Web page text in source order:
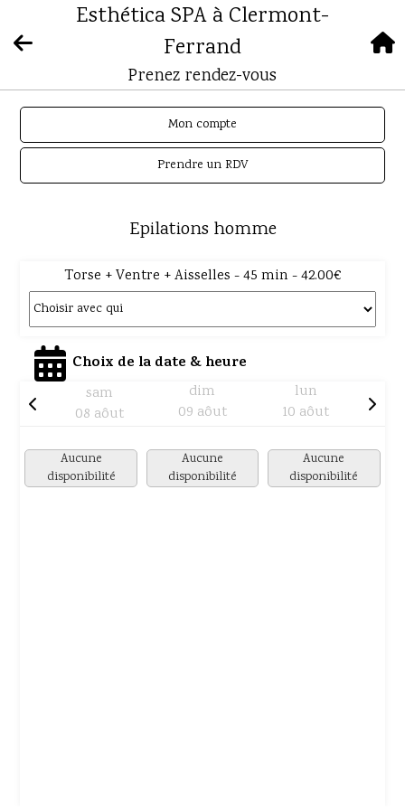
Esthética SPA à Clermont-
Ferrand
Prenez rendez-vous
Mon compte
Prendre un RDV
Epilations homme
Torse + Ventre + Aisselles - 45 min - 42.00€
Choix de la date & heure
sam
08 aôut
dim
09 aôut
lun
10 aôut
Aucune
disponibilité
Aucune
disponibilité
Aucune
disponibilité